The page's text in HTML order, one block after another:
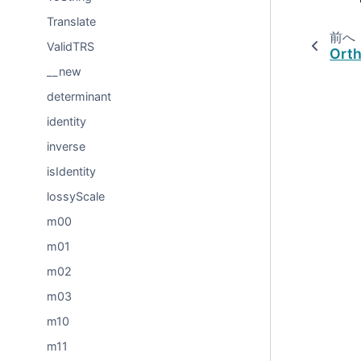
Translate
ValidTRS
__new
determinant
identity
inverse
isIdentity
lossyScale
m00
m01
m02
m03
m10
m11
前へ